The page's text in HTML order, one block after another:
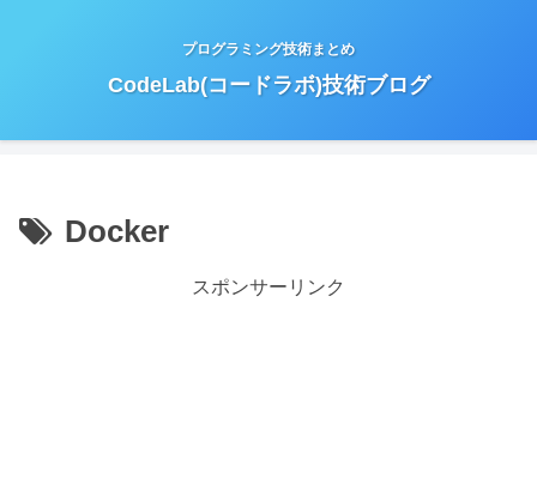
プログラミング技術まとめ
CodeLab(コードラボ)技術ブログ
Docker
スポンサーリンク